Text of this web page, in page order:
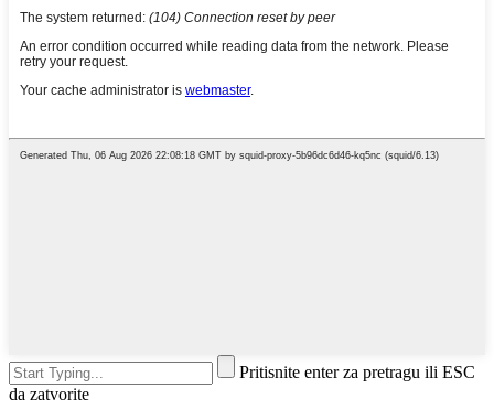
Pritisnite enter za pretragu ili ESC
da zatvorite